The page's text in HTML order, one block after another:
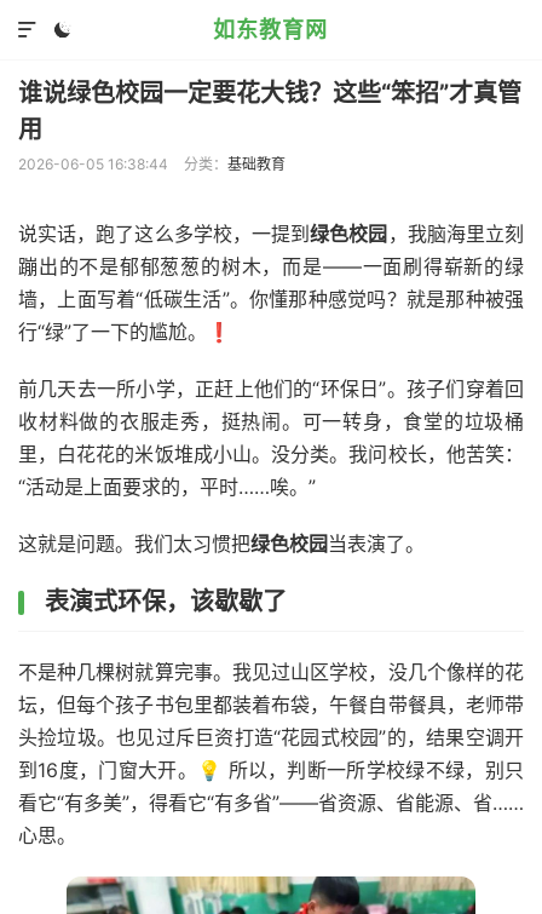
如东教育网


谁说绿色校园一定要花大钱？这些“笨招”才真管
用
2026-06-05 16:38:44 分类： 基础教育
说实话，跑了这么多学校，一提到绿色校园 ，我脑海里立刻
蹦出的不是郁郁葱葱的树木，而是——一面刷得崭新的绿
墙，上面写着“低碳生活”。你懂那种感觉吗？就是那种被强
行“绿”了一下的尴尬。❗
前几天去一所小学，正赶上他们的“环保日”。孩子们穿着回
收材料做的衣服走秀，挺热闹。可一转身，食堂的垃圾桶
里，白花花的米饭堆成小山。没分类。我问校长，他苦笑：
“活动是上面要求的，平时……唉。”
这就是问题。我们太习惯把绿色校园 当表演了。
表演式环保，该歇歇了
不是种几棵树就算完事。我见过山区学校，没几个像样的花
坛，但每个孩子书包里都装着布袋，午餐自带餐具，老师带
头捡垃圾。也见过斥巨资打造“花园式校园”的，结果空调开
到16度，门窗大开。💡 所以，判断一所学校绿不绿，别只
看它“有多美”，得看它“有多省”——省资源、省能源、省……
心思。